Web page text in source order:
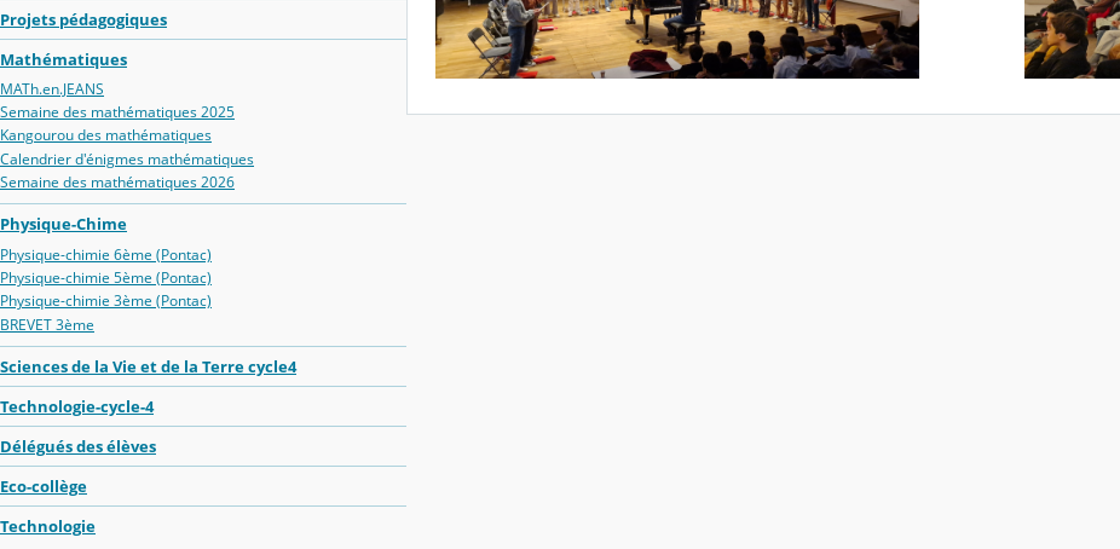
Projets pédagogiques
Mathématiques
MATh.en.JEANS
Semaine des mathématiques 2025
Kangourou des mathématiques
Calendrier d'énigmes mathématiques
Semaine des mathématiques 2026
Physique-Chime
Physique-chimie 6ème (Pontac)
Physique-chimie 5ème (Pontac)
Physique-chimie 3ème (Pontac)
BREVET 3ème
Sciences de la Vie et de la Terre cycle4
Technologie-cycle-4
Délégués des élèves
Eco-collège
Technologie